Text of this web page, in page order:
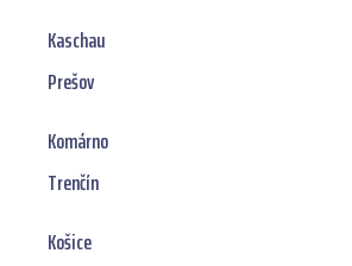
Kaschau
Prešov
Komárno
Trenčín
Košice